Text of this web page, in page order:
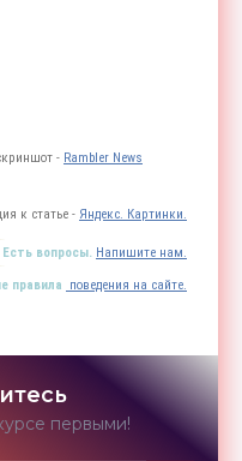
- Rambler News
к статье - Яндекс. Картинки.
Есть вопросы. Напишите нам.
правила поведения на сайте.
первыми!